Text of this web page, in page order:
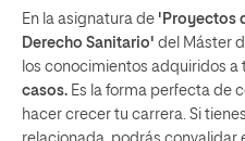
En la asignatura de 'Proyectos
Derecho Sanitario' del Máster
los conocimientos adquiridos a
casos. Es la forma perfecta de
hacer crecer tu carrera. Si